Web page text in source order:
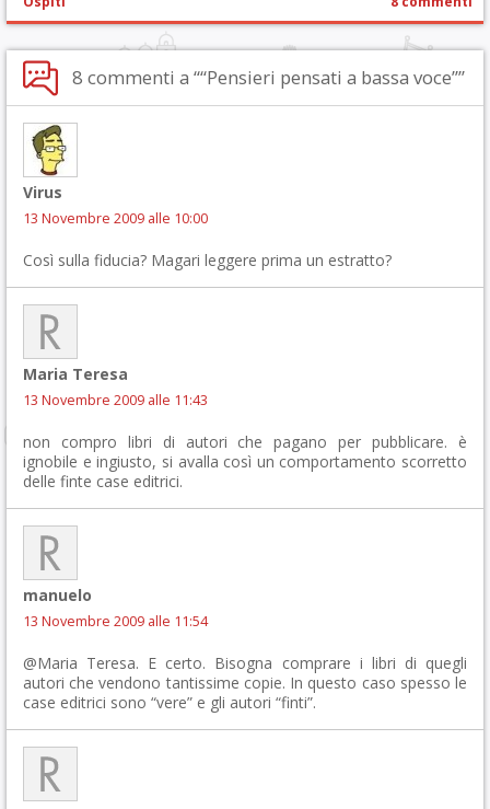
8 commenti a ““Pensieri pensati a bassa voce””
Virus
13 Novembre 2009 alle 10:00
Così sulla fiducia? Magari leggere prima un estratto?
Maria Teresa
13 Novembre 2009 alle 11:43
non compro libri di autori che pagano per pubblicare. è
ignobile e ingiusto, si avalla così un comportamento scorretto
delle finte case editrici.
manuelo
13 Novembre 2009 alle 11:54
@Maria Teresa. E certo. Bisogna comprare i libri di quegli
autori che vendono tantissime copie. In questo caso spesso le
case editrici sono “vere” e gli autori “finti”.